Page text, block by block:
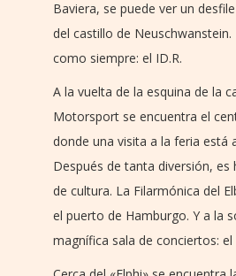
Baviera, se puede ver un
del castillo de
como siempre: el ID.R.
A la vuelta de la esquina de la
Motorsport se encuentra el
donde una visita a la feria está
Después de tanta diversión, es
de cultura. La Filarmónica del
el puerto de Hamburgo. Y a la
magnífica sala de conciertos: el